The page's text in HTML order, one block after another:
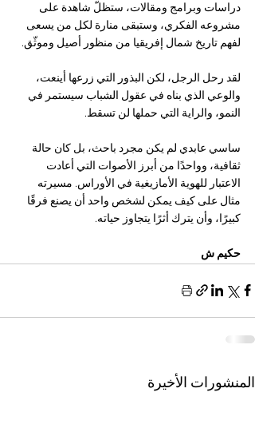
دراسات وبرامج ومقالات، ستظلّ شاهدة على
مشروعه الفكري، وستبقى منارة لكل من يسعى
لفهم تاريخ شمال إفريقيا من منظور أصيل وموثّق.
لقد رحل الرجل، لكن البذور التي زرعها أينعت،
والوعي الذي بناه في عقول الشباب سيستمر في
النمو، والراية التي حملها لن تسقط.
ساسي عابدي لم يكن مجرد باحث، بل كان حالة
ثقافية، وواحدًا من أبرز الأصوات التي أعادت
الاعتبار للهوية الأمازيغية في الأوراس. مسيرته
مثال على كيف يمكن لشخص واحد أن يصنع فرقًا
كبيرًا، وأن يترك أثرًا يتجاوز حياته.
حكيم ش
المنشورات الأخيرة